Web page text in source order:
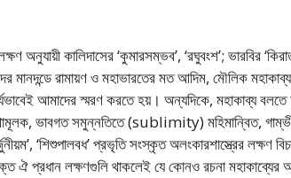
অনুযায়ী কালিদাসের ‘কুমারসম্ভব’, ‘রঘুবংশ’; ভারবির
মানদন্ডে রামায়ণ ও মহাভারতের মত আদিম, মৌলিক
আমাদের স্মরণ করতে হয়। অন্যদিকে, মহাকাব্য
ভাবগত সমুন্নতিতে (sublimity) মহিমান্বিত,
‘শিশুপালবধ’ প্রভৃতি সংস্কৃত অলংকারশাস্ত্রের লক্ষণ
ঐ প্রধান লক্ষণগুলি থাকলেই যে কোনও রচনা